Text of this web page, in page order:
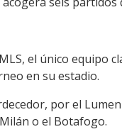
el único equipo
en su estadio.
por el
o el Botafogo.